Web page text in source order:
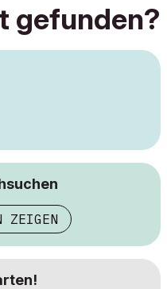
gefunden?
ZEIGEN